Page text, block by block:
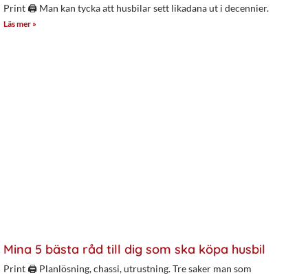
Print 🖨 Man kan tycka att husbilar sett likadana ut i decennier.
Läs mer »
Mina 5 bästa råd till dig som ska köpa husbil
Print 🖨 Planlösning, chassi, utrustning. Tre saker man som